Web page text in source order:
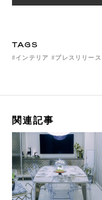
TAGS
インテリア プレスリリース
関連記事